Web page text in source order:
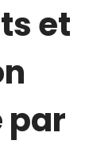
et
par